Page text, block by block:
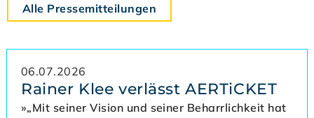
Alle Pressemitteilungen
Rainer Klee verlässt AERTiCKET
06.07.2026
»„Mit seiner Vision und seiner Beharrlichkeit hat